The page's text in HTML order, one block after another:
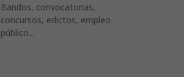
Bandos, convocatorias,
concursos, edictos, empleo
público...